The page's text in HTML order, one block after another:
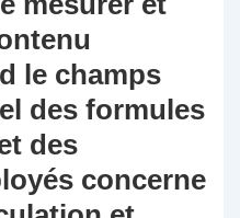
le champs
des formules
des
concerne